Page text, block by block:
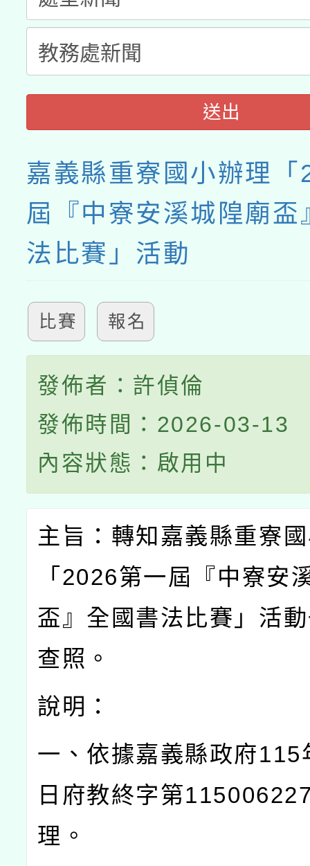
送出
嘉義縣重寮國小辦理
屆『中寮安溪城隍廟盃
法比賽」活動
比賽 報名
發佈者：許偵倫
發佈時間：2026-03-13
內容狀態：啟用中
主旨：轉知嘉義縣重寮
「 2026第一屆『中寮安
盃』全國書法比賽」活
查照。
說明：
一、依據嘉義縣政府115
日府教終字第
理。